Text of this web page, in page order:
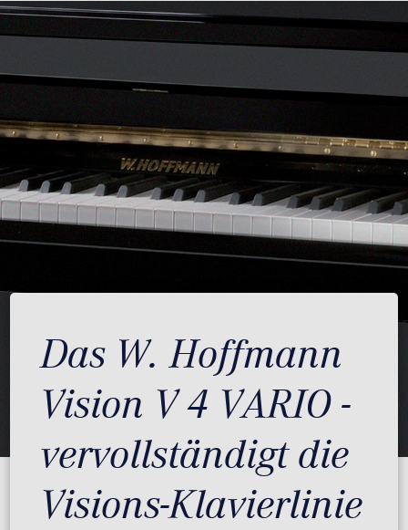
Das W. Hoffmann
Vision V 4 VARIO -
vervollständigt die
Visions-Klavierlinie